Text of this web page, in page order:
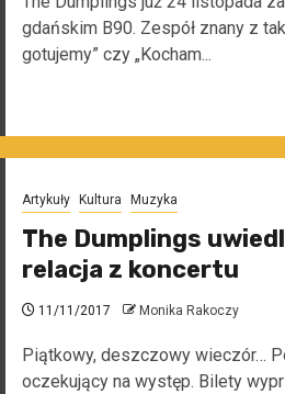
gdańskim B90. Zespół znany z
gotujemy” czy „Kocham...
Artykuły Kultura Muzyka
The Dumplings
relacja z koncertu
11/11/2017 Monika Rakoczy
Piątkowy, deszczowy wieczór…
oczekujący na występ. Bilety